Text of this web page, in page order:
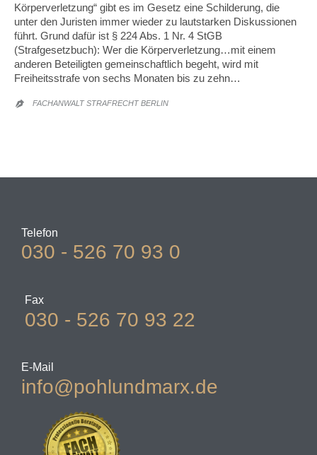
Körperverletzung“ gibt es im Gesetz eine Schilderung, die
unter den Juristen immer wieder zu lautstarken Diskussionen
führt. Grund dafür ist § 224 Abs. 1 Nr. 4 StGB
(Strafgesetzbuch): Wer die Körperverletzung…mit einem
anderen Beteiligten gemeinschaftlich begeht, wird mit
Freiheitsstrafe von sechs Monaten bis zu zehn…
 FACHANWALT STRAFRECHT BERLIN
Telefon
030 - 526 70 93 0
Fax
030 - 526 70 93 22
E-Mail
info@pohlundmarx.de